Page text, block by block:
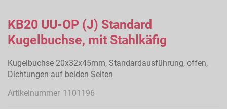
Anfang
der
Bildergalerie
KB20 UU-OP (J) Standard
Kugelbuchse, mit Stahlkäfig
Kugelbuchse 20x32x45mm, Standardausführung, offen,
Dichtungen auf beiden Seiten
Artikelnummer 1101196